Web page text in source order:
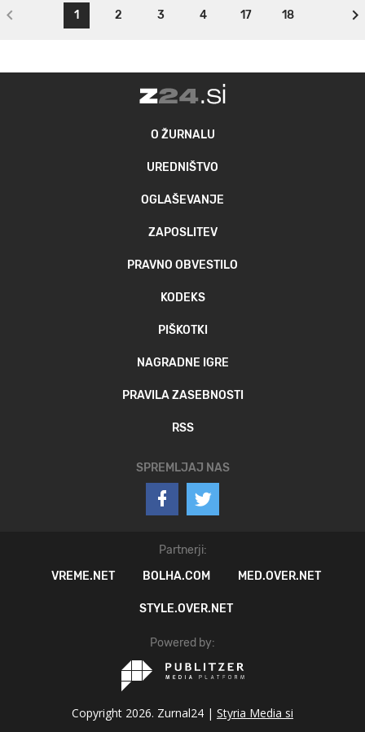
1 2 3 4 17 18
O ŽURNALU
UREDNIŠTVO
OGLAŠEVANJE
ZAPOSLITEV
PRAVNO OBVESTILO
KODEKS
PIŠKOTKI
NAGRADNE IGRE
PRAVILA ZASEBNOSTI
RSS
SPREMLJAJ NAS
Partnerji:
VREME.NET
BOLHA.COM MED.OVER.NET
STYLE.OVER.NET
Powered by:
Copyright 2026. Zurnal24 | Styria Media si